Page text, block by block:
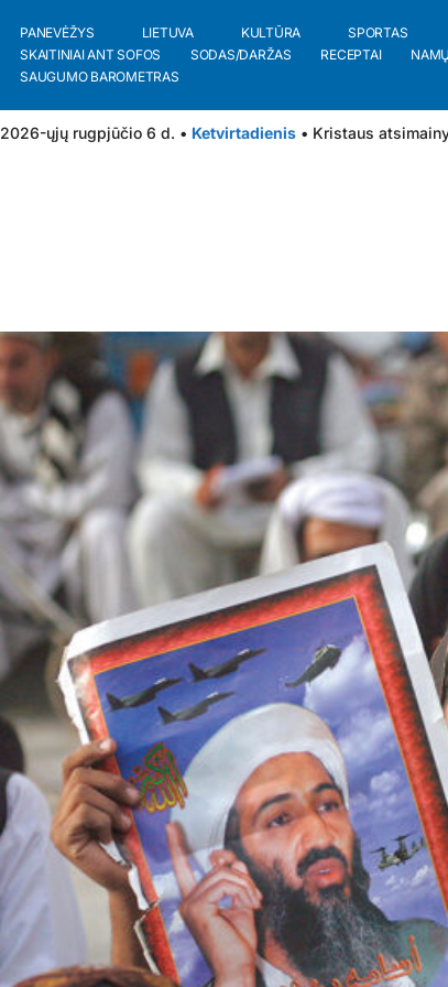
PANEVĖŽYS LIETUVA KULTŪRA SPORTAS
SKAITINIAI ANT SOFOS
SODAS/DARŽAS RECEPTAI
SAUGUMO BAROMETRAS
2026-ųjų rugpjūčio 6 d. • Ketvirtadienis • Kristaus